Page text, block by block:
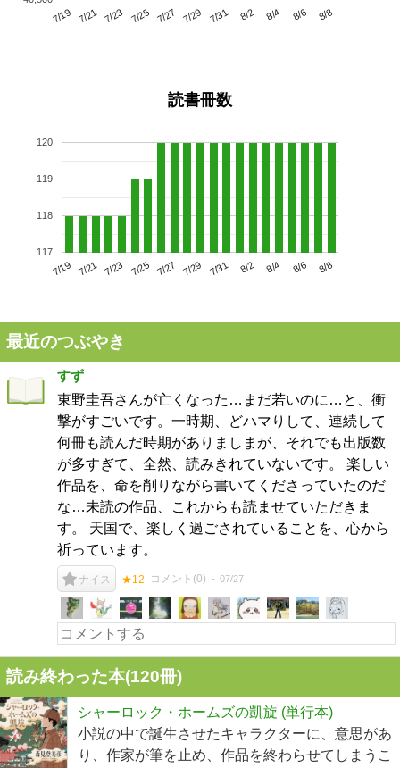
7/19 7/21 7/23 7/25 7/27 7/29 7/31 8/2 8/4 8/6 8/8
読書冊数
7/19 7/21 7/23 7/25 7/27 7/29 7/31 8/2 8/4 8/6 8/8
117
118
119
120
最近のつぶやき
すず
東野圭吾さんが亡くなった…まだ若いのに…と、衝
撃がすごいです。一時期、どハマりして、連続して
何冊も読んだ時期がありましまが、それでも出版数
が多すぎて、全然、読みきれていないです。 楽しい
作品を、命を削りながら書いてくださっていたのだ
な…未読の作品、これからも読ませていただきま
す。 天国で、楽しく過ごされていることを、心から
祈っています。
ナイス ★12 コメント(0) 07/27
読み終わった本(120冊)
シャーロック・ホームズの凱旋 (単行本)
小説の中で誕生させたキャラクターに、意思があ
り、作家が筆を止め、作品を終わらせてしまうこ